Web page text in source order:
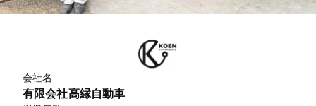
会社名
有限会社高縁自動車